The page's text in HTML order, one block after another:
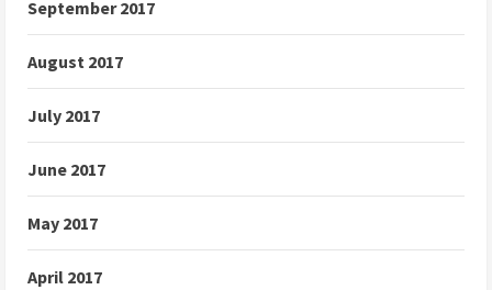
September 2017
August 2017
July 2017
June 2017
May 2017
April 2017